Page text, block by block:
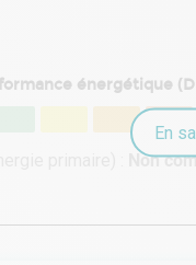
énergétique
Non
En